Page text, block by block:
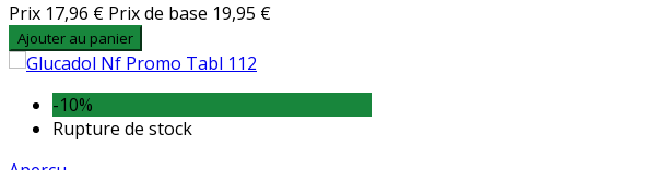
Prix 17,96 € Prix de base 19,95 €
Ajouter au panier
-10%
Rupture de stock